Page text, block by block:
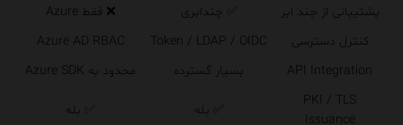
پشتیبانی از چند ابر
✅ چندابری
❌ فقط Azure
کنترل دسترسی
Token / LDAP / OIDC
Azure AD RBAC
API Integration
بسیار گسترده
محدود به Azure SDK
PKI / TLS
Issuance
✅ بله ✅ بله